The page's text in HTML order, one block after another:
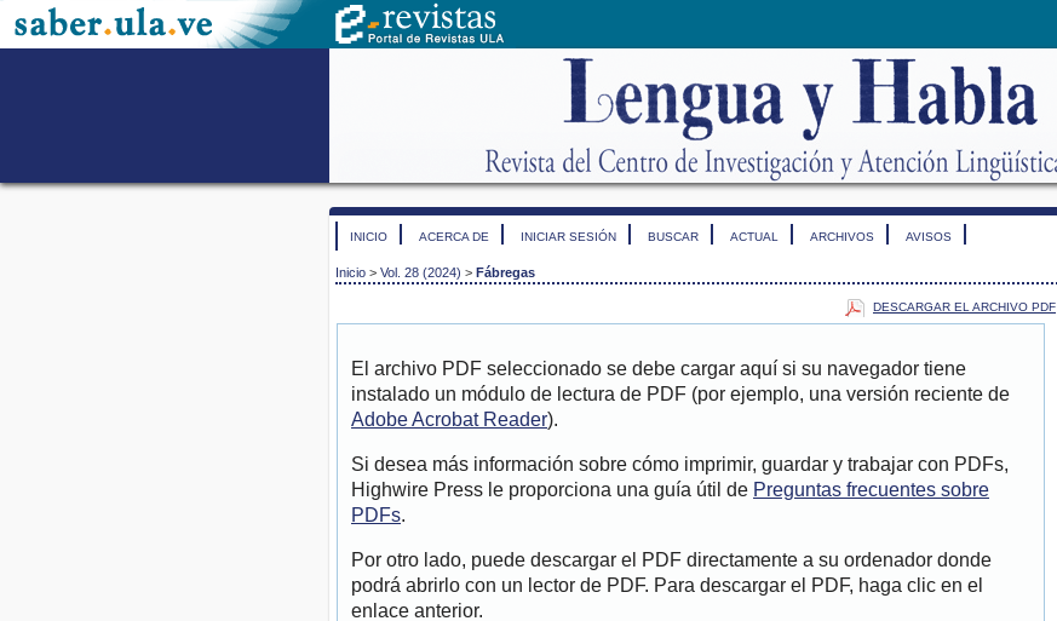
INICIO ACERCA DE INICIAR SESIÓN BUSCAR ACTUAL ARCHIVOS AVISOS
Inicio > Vol. 28 (2024) > Fábregas
DESCARGAR EL ARCHIVO PDF
El archivo PDF seleccionado se debe cargar aquí si su navegador tiene
instalado un módulo de lectura de PDF (por ejemplo, una versión reciente de
Adobe Acrobat Reader).
Si desea más información sobre cómo imprimir, guardar y trabajar con PDFs,
Highwire Press le proporciona una guía útil de Preguntas frecuentes sobre
PDFs.
Por otro lado, puede descargar el PDF directamente a su ordenador donde
podrá abrirlo con un lector de PDF. Para descargar el PDF, haga clic en el
enlace anterior.